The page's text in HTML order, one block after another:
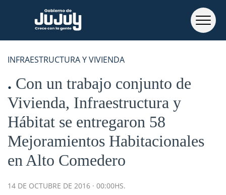
INFRAESTRUCTURA Y VIVIENDA
Con un trabajo conjunto de
Vivienda, Infraestructura y
Hábitat se entregaron 58
Mejoramientos Habitacionales
en Alto Comedero
14 DE OCTUBRE DE 2016 · 00:00HS.